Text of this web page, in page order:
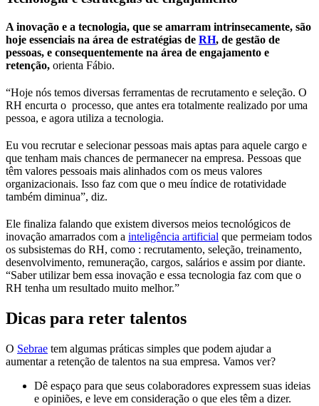
A inovação e a tecnologia, que se amarram intrinsecamente, são
hoje essenciais na área de estratégias de RH, de gestão de
pessoas, e consequentemente na área de engajamento e
retenção, orienta Fábio.
“Hoje nós temos diversas ferramentas de recrutamento e seleção. O
RH encurta o processo, que antes era totalmente realizado por uma
pessoa, e agora utiliza a tecnologia.
Eu vou recrutar e selecionar pessoas mais aptas para aquele cargo e
que tenham mais chances de permanecer na empresa. Pessoas que
têm valores pessoais mais alinhados com os meus valores
organizacionais. Isso faz com que o meu índice de rotatividade
também diminua”, diz.
Ele finaliza falando que existem diversos meios tecnológicos de
inovação amarrados com a inteligência artificial que permeiam todos
os subsistemas do RH, como : recrutamento, seleção, treinamento,
desenvolvimento, remuneração, cargos, salários e assim por diante.
“Saber utilizar bem essa inovação e essa tecnologia faz com que o
RH tenha um resultado muito melhor.”
Dicas para reter talentos
O Sebrae tem algumas práticas simples que podem ajudar a
aumentar a retenção de talentos na sua empresa. Vamos ver?
Dê espaço para que seus colaboradores expressem suas ideias
e opiniões, e leve em consideração o que eles têm a dizer.